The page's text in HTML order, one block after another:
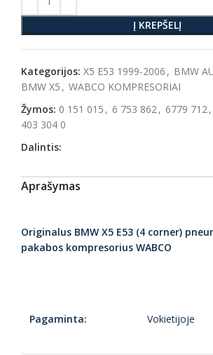
Į KREPŠELĮ
Kategorijos: X5 E53 1999-2006 , BMW
BMW X5 , WABCO KOMPRESORIAI
Žymos: 0 151 015 , 6 753 862, 6779 712,
403 304 0
Dalintis:
Aprašymas
Originalus BMW X5 E53 (4 corner)
pakabos kompresorius WABCO
Pagaminta: Vokietijoje